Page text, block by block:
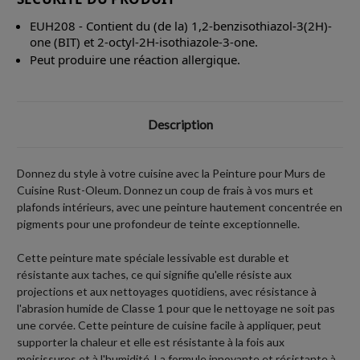
EUH208 - Contient du (de la) 1,2-benzisothiazol-3(2H)-
one (BIT) et 2-octyl-2H-isothiazole-3-one.
Peut produire une réaction allergique.
Description
Donnez du style à votre cuisine avec la Peinture pour Murs de
Cuisine Rust-Oleum. Donnez un coup de frais à vos murs et
plafonds intérieurs, avec une peinture hautement concentrée en
pigments pour une profondeur de teinte exceptionnelle.
Cette peinture mate spéciale lessivable est durable et
résistante aux taches, ce qui signifie qu'elle résiste aux
projections et aux nettoyages quotidiens, avec résistance à
l'abrasion humide de Classe 1 pour que le nettoyage ne soit pas
une corvée. Cette peinture de cuisine facile à appliquer, peut
supporter la chaleur et elle est résistante à la fois aux